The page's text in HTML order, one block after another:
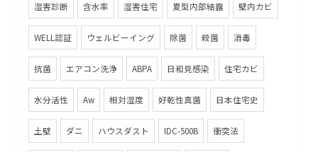
湿害診断 含水率 湿害住宅 夏型内部結露 壁内カビ
WELL認証 ウェルビーイング 除菌 殺菌 消毒
抗菌 エアコン洗浄 ABPA 日和見感染 住宅カビ
水分活性 Aw 相対湿度 好乾性真菌 日本住宅史
土壁 ダニ ハウスダスト IDC-500B 衝突法